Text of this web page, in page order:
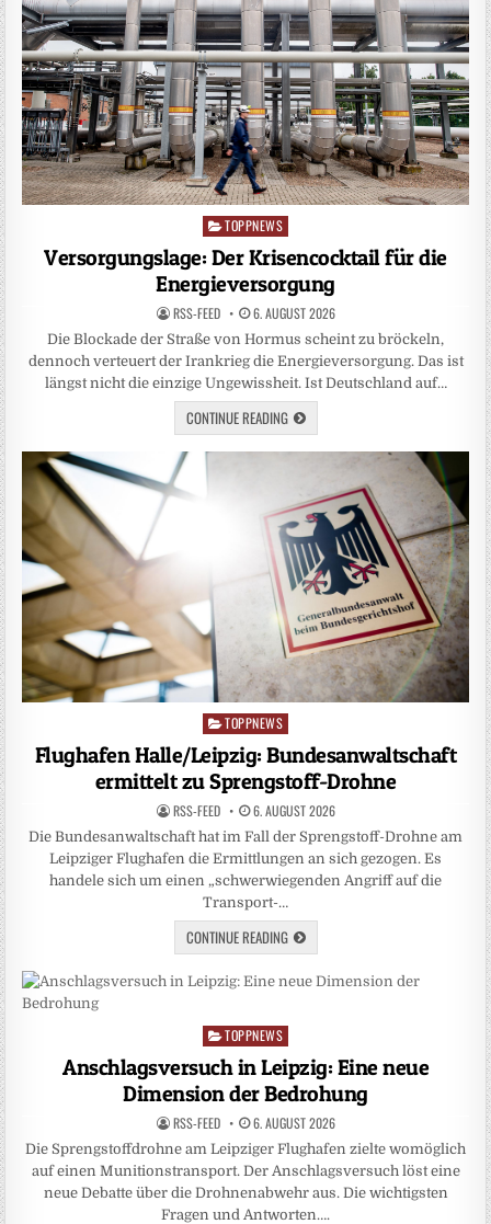
Posted
in
TOPPNEWS
Versorgungslage: Der Krisencocktail für die
Energieversorgung
RSS-FEED 6. AUGUST 2026
Die Blockade der Straße von Hormus scheint zu bröckeln,
dennoch verteuert der Irankrieg die Energieversorgung. Das ist
längst nicht die einzige Ungewissheit. Ist Deutschland auf…
CONTINUE READING
Posted
in
TOPPNEWS
Flughafen Halle/Leipzig: Bundesanwaltschaft
ermittelt zu Sprengstoff-Drohne
RSS-FEED 6. AUGUST 2026
Die Bundesanwaltschaft hat im Fall der Sprengstoff-Drohne am
Leipziger Flughafen die Ermittlungen an sich gezogen. Es
handele sich um einen „schwerwiegenden Angriff auf die
Transport-…
CONTINUE READING
Posted
TOPPNEWS
Anschlagsversuch in Leipzig: Eine neue
Dimension der Bedrohung
RSS-FEED 6. AUGUST 2026
Die Sprengstoffdrohne am Leipziger Flughafen zielte womöglich
auf einen Munitionstransport. Der Anschlagsversuch löst eine
neue Debatte über die Drohnenabwehr aus. Die wichtigsten
Fragen und Antworten….